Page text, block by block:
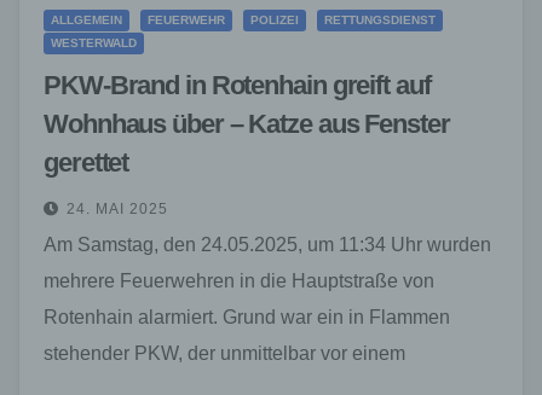
ALLGEMEIN FEUERWEHR POLIZEI
RETTUNGSDIENST
WESTERWALD
PKW-Brand in Rotenhain greift auf
Wohnhaus über – Katze aus Fenster
gerettet
24. MAI 2025
Am Samstag, den 24.05.2025, um 11:34 Uhr wurden
mehrere Feuerwehren in die Hauptstraße von
Rotenhain alarmiert. Grund war ein in Flammen
stehender PKW, der unmittelbar vor einem